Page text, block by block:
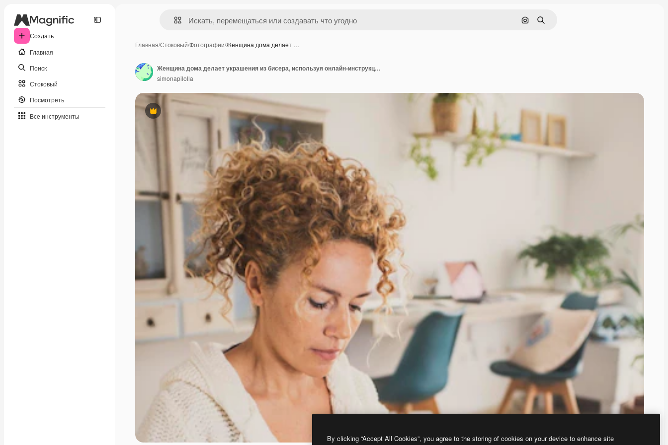
Создать
Главная
Поиск
Стоковый
Посмотреть
Все инструменты
Поиск по изображению
Поиск
Главная/Стоковый/Фотографии/Женщина дома делает …
Премиум
Женщина дома делает украшения из бисера, используя онлайн-инструкции на планшете Альтернативная работа, домашнее рабочее место Взрослая женщина создает браслеты и ожерелья как ремесленник Новый бизнес и хобби досуг
simonapilolla
By clicking “Accept All Cookies”, you agree to the storing of cookies on your device to enhance site